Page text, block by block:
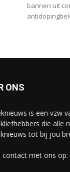
bannen uit
ONS
is een vzw
die alle
tot bij jou
contact met ons op: